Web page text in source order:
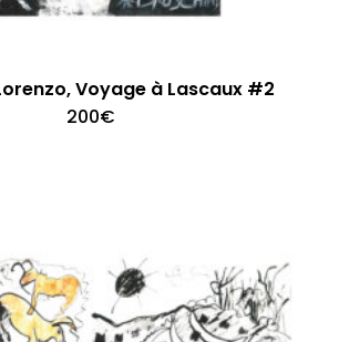
Voyage à Lascaux #2
200€